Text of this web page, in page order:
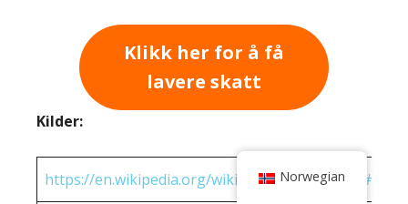
Klikk her for å få
lavere skatt
Kilder:
https://en.wikipedia.org/wiki/ Norwegian